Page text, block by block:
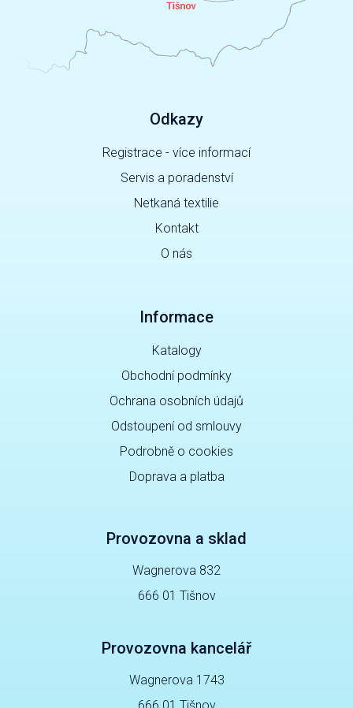
Odkazy
Registrace - více informací
Servis a poradenství
Netkaná textilie
Kontakt
O nás
Informace
Katalogy
Obchodní podmínky
Ochrana osobních údajů
Odstoupení od smlouvy
Podrobně o cookies
Doprava a platba
Provozovna a sklad
Wagnerova 832
666 01 Tišnov
Provozovna kancelář
Wagnerova 1743